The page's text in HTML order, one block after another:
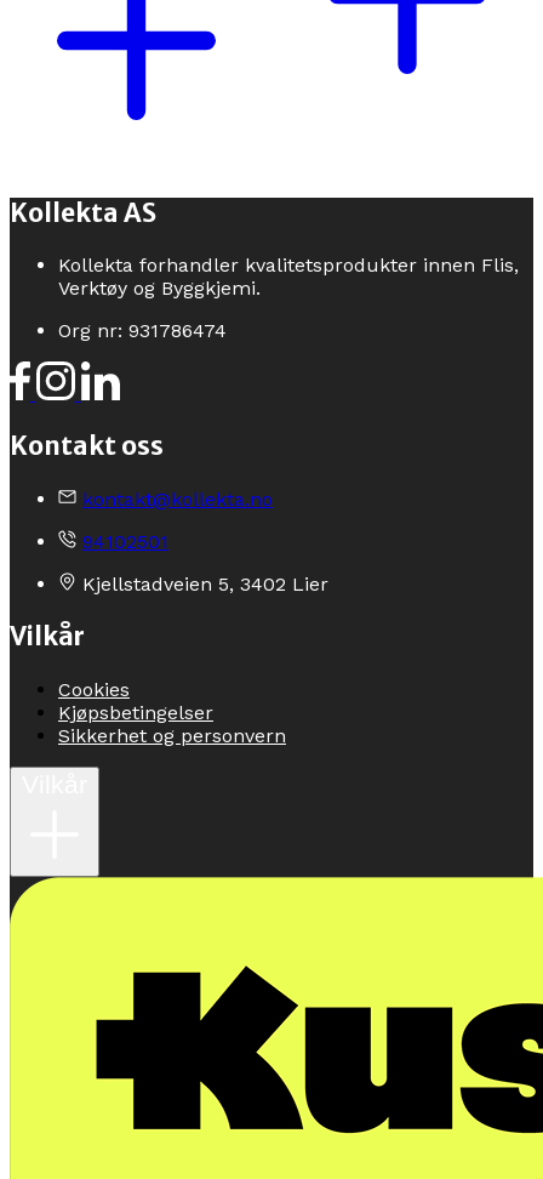
Kollekta AS
Kollekta forhandler kvalitetsprodukter innen Flis,
Verktøy og Byggkjemi.
Org nr: 931786474
Kontakt oss
kontakt@kollekta.no
94102501
Kjellstadveien 5, 3402 Lier
Vilkår
Cookies
Kjøpsbetingelser
Sikkerhet og personvern